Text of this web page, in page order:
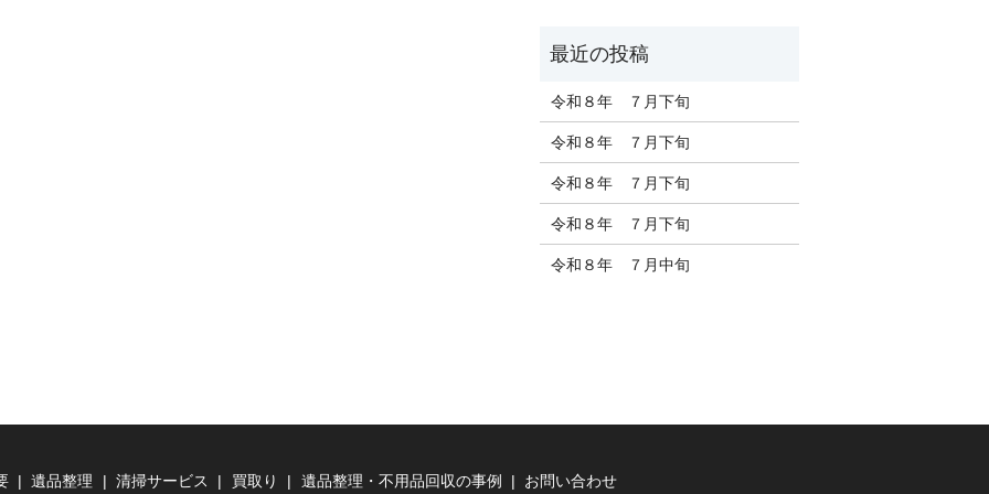
令和８年 ７月下旬
令和８年 ７月下旬
令和８年 ７月下旬
令和８年 ７月下旬
令和８年 ７月中旬
遺品整理 清掃サービス 買取り 遺品整理・不用品回収の事例 お問い合わせ